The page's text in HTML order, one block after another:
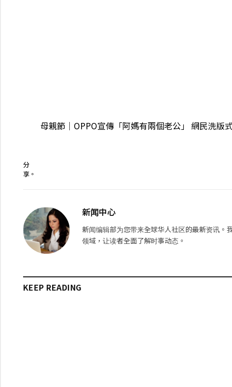
母親節｜OPPO宣傳「阿媽有兩個老公」 網民洗版
分
享。
新闻中心
新闻编辑部为您带来全球华人社区的最新资讯。
领域，让读者全面了解时事动态。
KEEP READING